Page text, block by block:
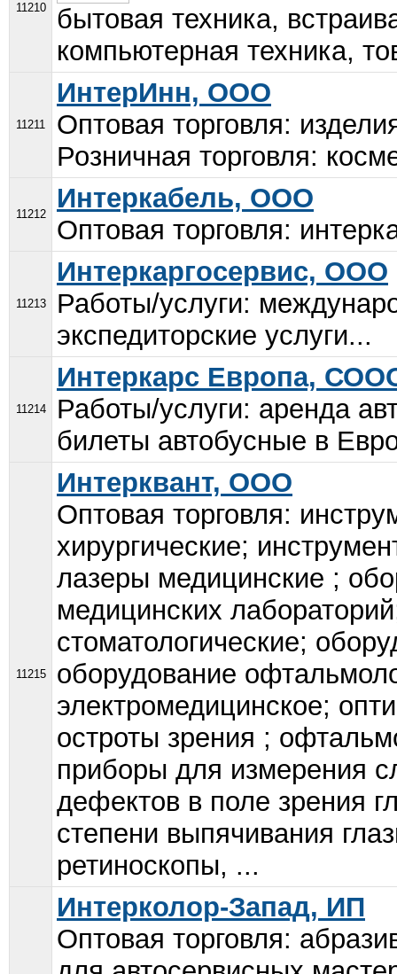
11210
бытовая техника,
компьютерная техника,
11211
ИнтерИнн, ООО
Оптовая торговля:
Розничная торговля:
11212
Интеркабель, ООО
Оптовая торговля:
11213
Интеркаргосервис, ООО
Работы/услуги:
экспедиторские услуги...
11214
Интеркарс Европа,
Работы/услуги: аренда
билеты автобусные в
11215
Интерквант, ООО
Оптовая торговля:
хирургические;
лазеры медицинские ;
медицинских
стоматологические;
оборудование
электромедицинское;
остроты зрения ;
приборы для измерения
дефектов в поле зрения
степени выпячивания
ретиноскопы, ...
Интерколор-Запад, ИП
Оптовая торговля: